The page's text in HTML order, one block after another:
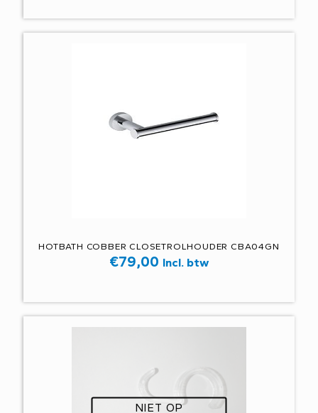
HOTBATH COBBER CLOSETROLHOUDER CBA04GN
€79,00 Incl. btw
NIET OP